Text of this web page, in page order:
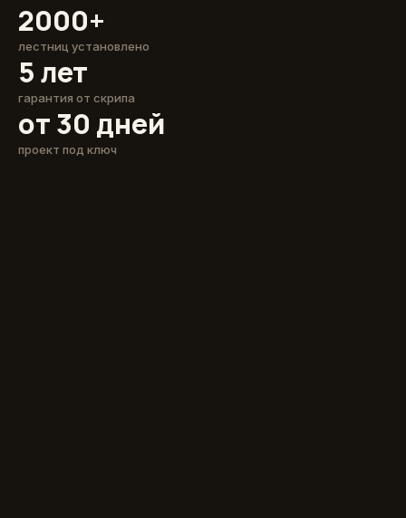
2000+
лестниц установлено
5 лет
гарантия от скрипа
от 30 дней
проект под ключ